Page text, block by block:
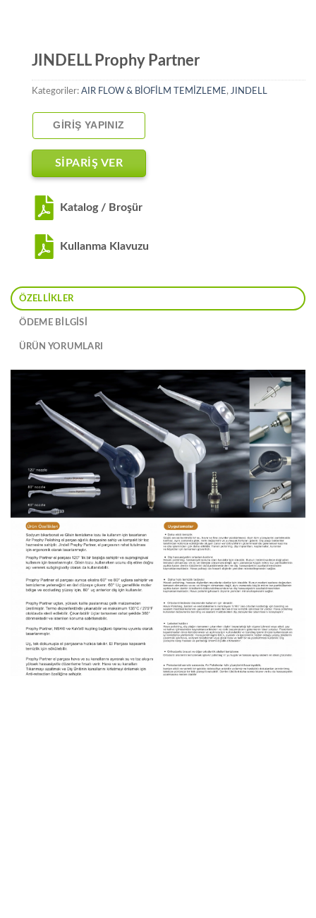
JINDELL Prophy Partner
Kategoriler: AIR FLOW & BİOFİLM TEMİZLEME , JINDELL
GIRIŞ YAPINIZ
SİPARİŞ VER
Katalog / Broşür
Kullanma Klavuzu
ÖZELLIKLER
ÖDEME BİLGİSİ
ÜRÜN YORUMLARI